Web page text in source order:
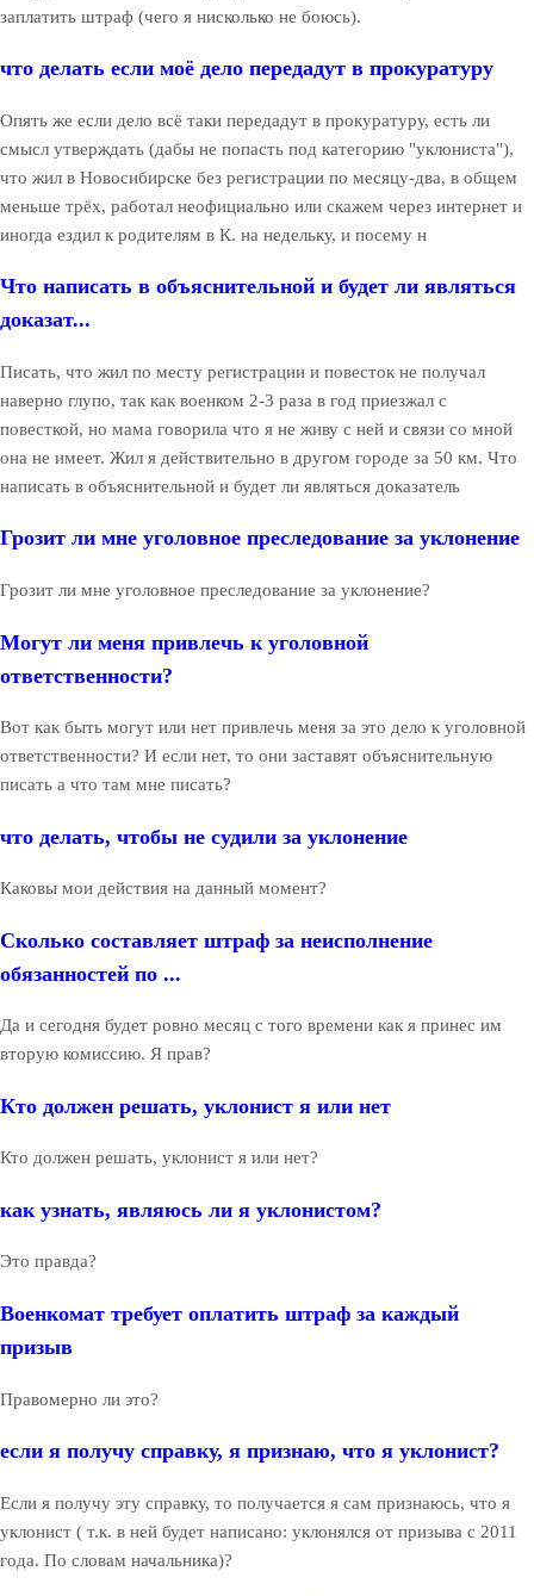
заплатить штраф (чего я нисколько не боюсь).
что делать если моё дело передадут в прокуратуру
Опять же если дело всё таки передадут в прокуратуру, есть ли
смысл утверждать (дабы не попасть под категорию "уклониста"),
что жил в Новосибирске без регистрации по месяцу-два, в общем
меньше трёх, работал неофициально или скажем через интернет и
иногда ездил к родителям в К. на недельку, и посему н
Что написать в объяснительной и будет ли являться
доказат...
Писать, что жил по месту регистрации и повесток не получал
наверно глупо, так как военком 2-3 раза в год приезжал с
повесткой, но мама говорила что я не живу с ней и связи со мной
она не имеет. Жил я действительно в другом городе за 50 км. Что
написать в объяснительной и будет ли являться доказатель
Грозит ли мне уголовное преследование за уклонение
Грозит ли мне уголовное преследование за уклонение?
Могут ли меня привлечь к уголовной
ответственности?
Вот как быть могут или нет привлечь меня за это дело к уголовной
ответственности? И если нет, то они заставят объяснительную
писать а что там мне писать?
что делать, чтобы не судили за уклонение
Каковы мои действия на данный момент?
Сколько составляет штраф за неисполнение
обязанностей по ...
Да и сегодня будет ровно месяц с того времени как я принес им
вторую комиссию. Я прав?
Кто должен решать, уклонист я или нет
Кто должен решать, уклонист я или нет?
как узнать, являюсь ли я уклонистом?
Это правда?
Военкомат требует оплатить штраф за каждый
призыв
Правомерно ли это?
если я получу справку, я признаю, что я уклонист?
Если я получу эту справку, то получается я сам признаюсь, что я
уклонист ( т.к. в ней будет написано: уклонялся от призыва с 2011
года. По словам начальника)?